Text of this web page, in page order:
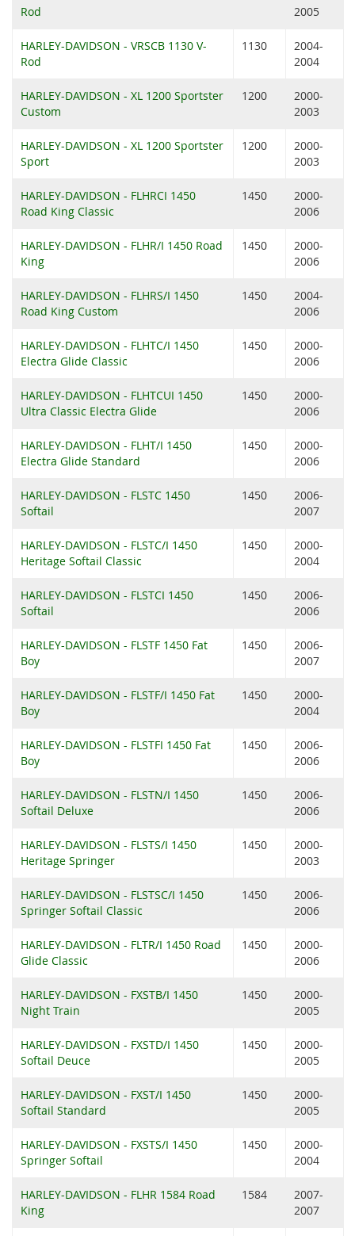
Rod
2005
HARLEY-DAVIDSON - VRSCB 1130 V-
Rod
1130
2004-
2004
HARLEY-DAVIDSON - XL 1200 Sportster
Custom
1200
2000-
2003
HARLEY-DAVIDSON - XL 1200 Sportster
Sport
1200
2000-
2003
HARLEY-DAVIDSON - FLHRCI 1450
Road King Classic
1450
2000-
2006
HARLEY-DAVIDSON - FLHR/I 1450 Road
King
1450
2000-
2006
HARLEY-DAVIDSON - FLHRS/I 1450
Road King Custom
1450
2004-
2006
HARLEY-DAVIDSON - FLHTC/I 1450
Electra Glide Classic
1450
2000-
2006
HARLEY-DAVIDSON - FLHTCUI 1450
Ultra Classic Electra Glide
1450
2000-
2006
HARLEY-DAVIDSON - FLHT/I 1450
Electra Glide Standard
1450
2000-
2006
HARLEY-DAVIDSON - FLSTC 1450
Softail
1450
2006-
2007
HARLEY-DAVIDSON - FLSTC/I 1450
Heritage Softail Classic
1450
2000-
2004
HARLEY-DAVIDSON - FLSTCI 1450
Softail
1450
2006-
2006
HARLEY-DAVIDSON - FLSTF 1450 Fat
Boy
1450
2006-
2007
HARLEY-DAVIDSON - FLSTF/I 1450 Fat
Boy
1450
2000-
2004
HARLEY-DAVIDSON - FLSTFI 1450 Fat
Boy
1450
2006-
2006
HARLEY-DAVIDSON - FLSTN/I 1450
Softail Deluxe
1450
2006-
2006
HARLEY-DAVIDSON - FLSTS/I 1450
Heritage Springer
1450
2000-
2003
HARLEY-DAVIDSON - FLSTSC/I 1450
Springer Softail Classic
1450
2006-
2006
HARLEY-DAVIDSON - FLTR/I 1450 Road
Glide Classic
1450
2000-
2006
HARLEY-DAVIDSON - FXSTB/I 1450
Night Train
1450
2000-
2005
HARLEY-DAVIDSON - FXSTD/I 1450
Softail Deuce
1450
2000-
2005
HARLEY-DAVIDSON - FXST/I 1450
Softail Standard
1450
2000-
2005
HARLEY-DAVIDSON - FXSTS/I 1450
Springer Softail
1450
2000-
2004
HARLEY-DAVIDSON - FLHR 1584 Road
King
1584
2007-
2007